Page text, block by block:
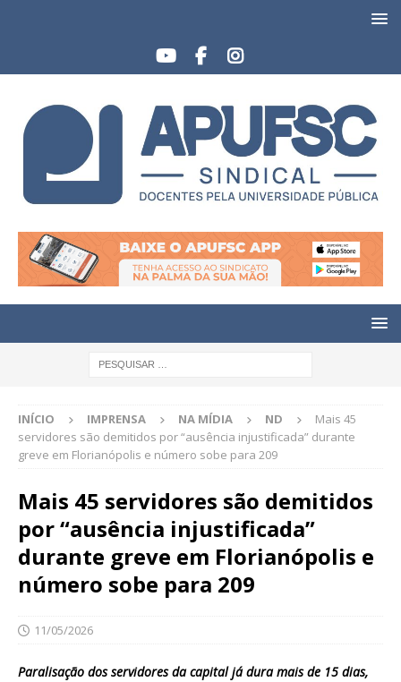
INÍCIO IMPRENSA NA MÍDIA ND
Mais 45
servidores são demitidos por “ausência injustificada” durante
greve em Florianópolis e número sobe para 209
Mais 45 servidores são demitidos
por “ausência injustificada”
durante greve em Florianópolis e
número sobe para 209
11/05/2026
Paralisação dos servidores da capital já dura mais de 15 dias,